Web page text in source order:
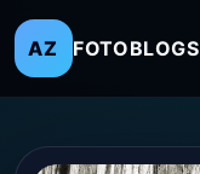
AZ FOTOBLOGS